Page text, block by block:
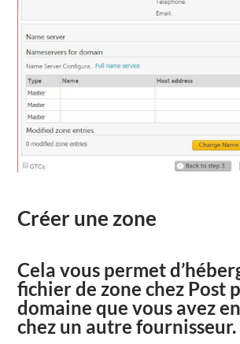
Créerune zone
Cela vous permet
fichier de zone chez Post
domaine que vous avez
chez un autre fournisseur.